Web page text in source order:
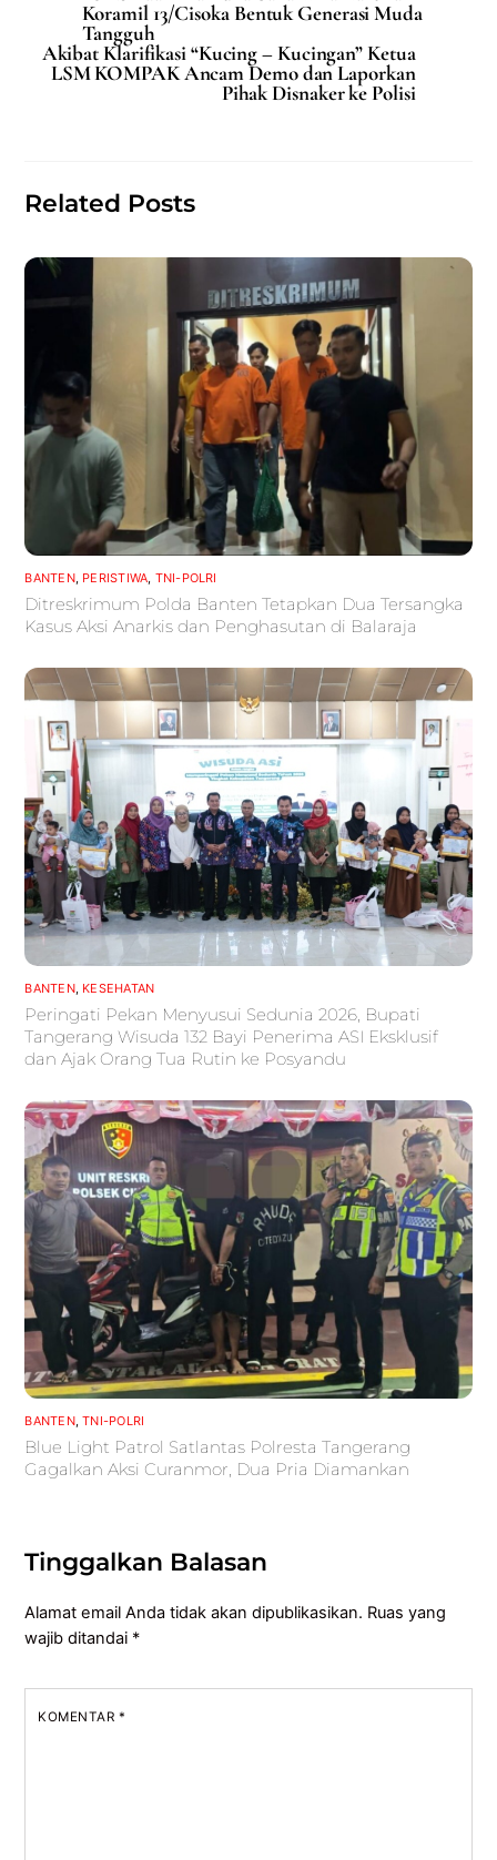
e
b
o
l
s
A
p
e
Koramil 13/Cisoka Bentuk Generasi Muda
Tangguh
Akibat Klarifikasi “Kucing – Kucingan” Ketua
LSM KOMPAK Ancam Demo dan Laporkan
Pihak Disnaker ke Polisi
Related Posts
BANTEN, PERISTIWA TNI-POLRI
Ditreskrimum Polda Banten Tetapkan Dua Tersangka
Kasus Aksi Anarkis dan Penghasutan di Balaraja
BANTEN, KESEHATAN
Peringati Pekan Menyusui Sedunia 2026, Bupati
Tangerang Wisuda 132 Bayi Penerima ASI Eksklusif
dan Ajak Orang Tua Rutin ke Posyandu
BANTEN,TNI-POLRI
Blue Light Patrol Satlantas Polresta Tangerang
Gagalkan Aksi Curanmor, Dua Pria Diamankan
Tinggalkan Balasan
Alamat email Anda tidak akan dipublikasikan. Ruas yang
wajib ditandai *
KOMENTAR *